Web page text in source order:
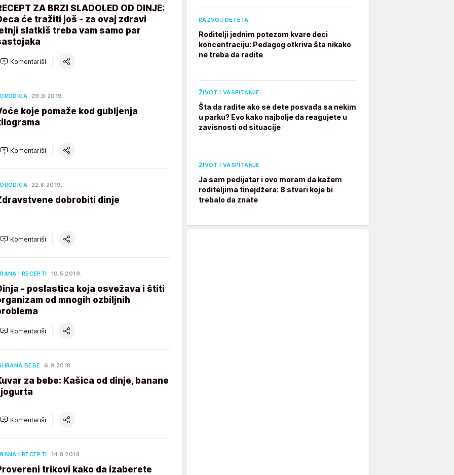
ZA BRZI SLADOLED OD DINJE:
će tražiti još - za ovaj zdravi
slatkiš treba vam samo par
Komentariši
29.9.2019.
koje pomaže kod gubljenja
Komentariši
22.8.2019.
dobrobiti dinje
Komentariši
I RECEPTI 10.5.2019.
- poslastica koja osvežava i štiti
od mnogih ozbiljnih
Komentariši
BEBE 6.9.2018.
za bebe: Kašica od dinje, banane
Komentariši
I RECEPTI 14.8.2018.
trikovi kako da izaberete
RAZVOJ DETETA
Roditelji jednim potezom kvare deci
koncentraciju: Pedagog otkriva šta nikako
ne treba da radite
ŽIVOT I VASPITANJE
Šta da radite ako se dete posvađa sa nekim
u parku? Evo kako najbolje da reagujete u
zavisnosti od situacije
ŽIVOT I VASPITANJE
Ja sam pedijatar i ovo moram da kažem
roditeljima tinejdžera: 8 stvari koje bi
trebalo da znate